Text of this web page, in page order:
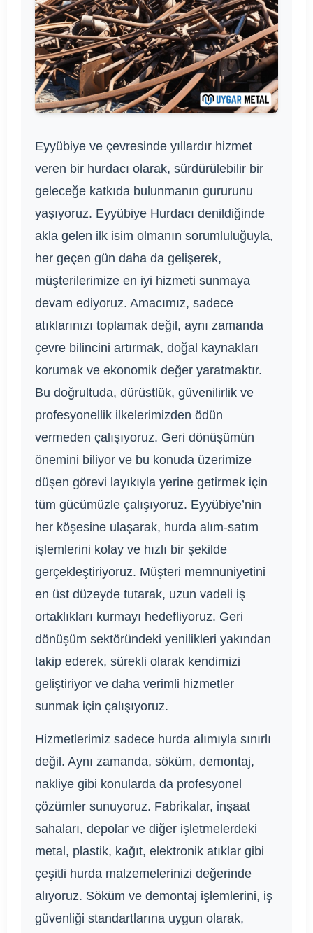
Eyyübiye ve çevresinde yıllardır hizmet
veren bir hurdacı olarak, sürdürülebilir bir
geleceğe katkıda bulunmanın gururunu
yaşıyoruz. Eyyübiye Hurdacı denildiğinde
akla gelen ilk isim olmanın sorumluluğuyla,
her geçen gün daha da gelişerek,
müşterilerimize en iyi hizmeti sunmaya
devam ediyoruz. Amacımız, sadece
atıklarınızı toplamak değil, aynı zamanda
çevre bilincini artırmak, doğal kaynakları
korumak ve ekonomik değer yaratmaktır.
Bu doğrultuda, dürüstlük, güvenilirlik ve
profesyonellik ilkelerimizden ödün
vermeden çalışıyoruz. Geri dönüşümün
önemini biliyor ve bu konuda üzerimize
düşen görevi layıkıyla yerine getirmek için
tüm gücümüzle çalışıyoruz. Eyyübiye’nin
her köşesine ulaşarak, hurda alım-satım
işlemlerini kolay ve hızlı bir şekilde
gerçekleştiriyoruz. Müşteri memnuniyetini
en üst düzeyde tutarak, uzun vadeli iş
ortaklıkları kurmayı hedefliyoruz. Geri
dönüşüm sektöründeki yenilikleri yakından
takip ederek, sürekli olarak kendimizi
geliştiriyor ve daha verimli hizmetler
sunmak için çalışıyoruz.
Hizmetlerimiz sadece hurda alımıyla sınırlı
değil. Aynı zamanda, söküm, demontaj,
nakliye gibi konularda da profesyonel
çözümler sunuyoruz. Fabrikalar, inşaat
sahaları, depolar ve diğer işletmelerdeki
metal, plastik, kağıt, elektronik atıklar gibi
çeşitli hurda malzemelerinizi değerinde
alıyoruz. Söküm ve demontaj işlemlerini, iş
güvenliği standartlarına uygun olarak,